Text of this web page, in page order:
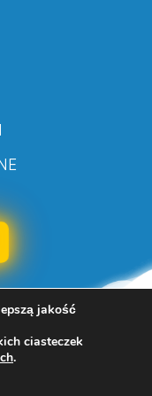
Reserved.
jakość
ciasteczek
.